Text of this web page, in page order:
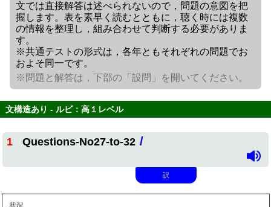
文では直接解答は述べられないので，問題の意図を把
握します。表を素早く読むとともに，聴く時には複数
の情報を整理し，組み合わせて判断する必要がありま
す。
※共通テストの形式は，各年ともそれぞれの問題でお
およそ同一です。
※問題と解答は，下部の「設問」を開いてください。
文構造あり - ルビ：高１レベル
1 Questions-No27-to-32/
訳